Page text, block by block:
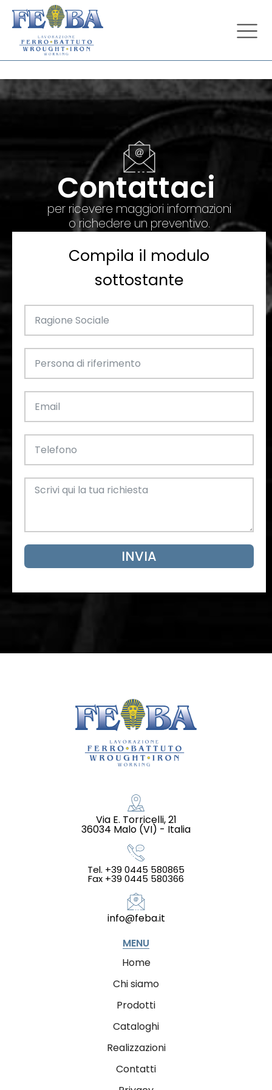
Contattaci
per ricevere maggiori informazioni
o richedere un preventivo.
Compila il modulo
sottostante
INVIA
Via E. Torricelli, 21
36034 Malo (VI) - Italia
Tel. +39 0445 580865
Fax +39 0445 580366
info@feba.it
MENU
Home
Chi siamo
Prodotti
Cataloghi
Realizzazioni
Contatti